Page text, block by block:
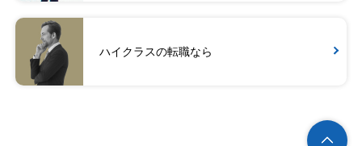
ハイクラスの転職なら